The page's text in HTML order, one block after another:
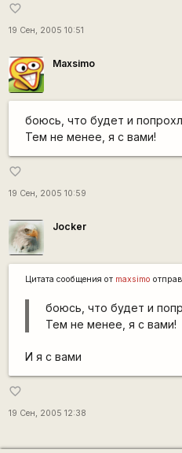
favorite_border
19 Сен, 2005 10:51
Maxsimo
боюсь, что будет и
Тем не менее, я с вами!
favorite_border
19 Сен, 2005 10:59
Jocker
Цитата сообщения от maxsimo
боюсь, что будет и
Тем не менее, я с вами!
И я с вами
favorite_border
19 Сен, 2005 12:38